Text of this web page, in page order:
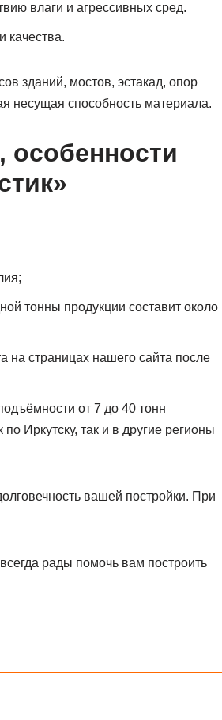
влаги и агрессивных сред.
качества.
зданий, мостов, эстакад, опор
несущая способность материала.
особенности
тонны продукции составит около
на страницах нашего сайта после
от 7 до 40 тонн
Иркутску, так и в другие регионы
вашей постройки. При
рады помочь вам построить